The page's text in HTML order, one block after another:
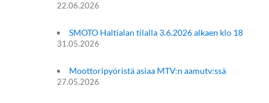
22.06.2026
SMOTO Haltialan tilalla 3.6.2026 alkaen klo 18
31.05.2026
Moottoripyöristä asiaa MTV:n aamutv:ssä
27.05.2026